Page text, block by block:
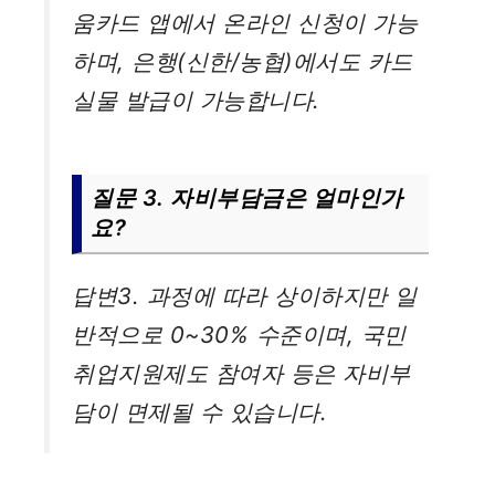
움카드 앱에서 온라인 신청이 가능
하며, 은행(신한/농협)에서도 카드
실물 발급이 가능합니다.
질문 3. 자비부담금은 얼마인가
요?
답변3. 과정에 따라 상이하지만 일
반적으로 0~30% 수준이며, 국민
취업지원제도 참여자 등은 자비부
담이 면제될 수 있습니다.